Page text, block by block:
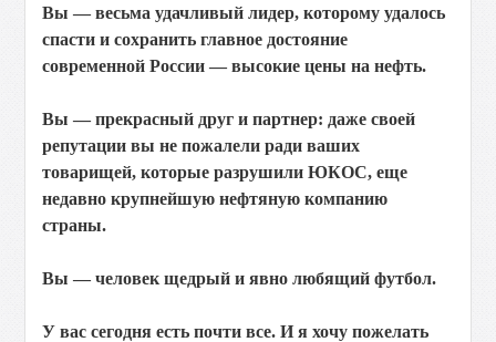
Вы — весьма удачливый лидер, которому удалось
спасти и сохранить главное достояние
современной России — высокие цены на нефть.
Вы — прекрасный друг и партнер: даже своей
репутации вы не пожалели ради ваших
товарищей, которые разрушили ЮКОС, еще
недавно крупнейшую нефтяную компанию
страны.
Вы — человек щедрый и явно любящий футбол.
У вас сегодня есть почти все. И я хочу пожелать